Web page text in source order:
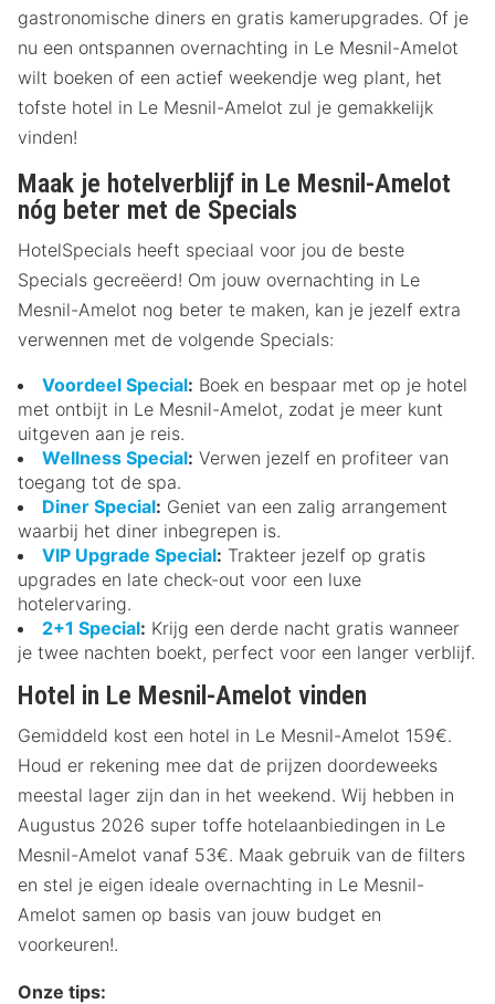
gastronomische diners en gratis kamerupgrades. Of je
nu een ontspannen overnachting in Le Mesnil-Amelot
wilt boeken of een actief weekendje weg plant, het
tofste hotel in Le Mesnil-Amelot zul je gemakkelijk
vinden!
Maak je hotelverblijf in Le Mesnil-Amelot
nóg beter met de Specials
HotelSpecials heeft speciaal voor jou de beste
Specials gecreëerd! Om jouw overnachting in Le
Mesnil-Amelot nog beter te maken, kan je jezelf extra
verwennen met de volgende Specials:
Voordeel Special: Boek en bespaar met op je hotel
met ontbijt in Le Mesnil-Amelot, zodat je meer kunt
uitgeven aan je reis.
Wellness Special: Verwen jezelf en profiteer van
toegang tot de spa.
Diner Special: Geniet van een zalig arrangement
waarbij het diner inbegrepen is.
VIP Upgrade Special: Trakteer jezelf op gratis
upgrades en late check-out voor een luxe
hotelervaring.
2+1 Special: Krijg een derde nacht gratis wanneer
je twee nachten boekt, perfect voor een langer verblijf.
Hotel in Le Mesnil-Amelot vinden
Gemiddeld kost een hotel in Le Mesnil-Amelot 159€.
Houd er rekening mee dat de prijzen doordeweeks
meestal lager zijn dan in het weekend. Wij hebben in
Augustus 2026 super toffe hotelaanbiedingen in Le
Mesnil-Amelot vanaf 53€. Maak gebruik van de filters
en stel je eigen ideale overnachting in Le Mesnil-
Amelot samen op basis van jouw budget en
voorkeuren!.
Onze tips: